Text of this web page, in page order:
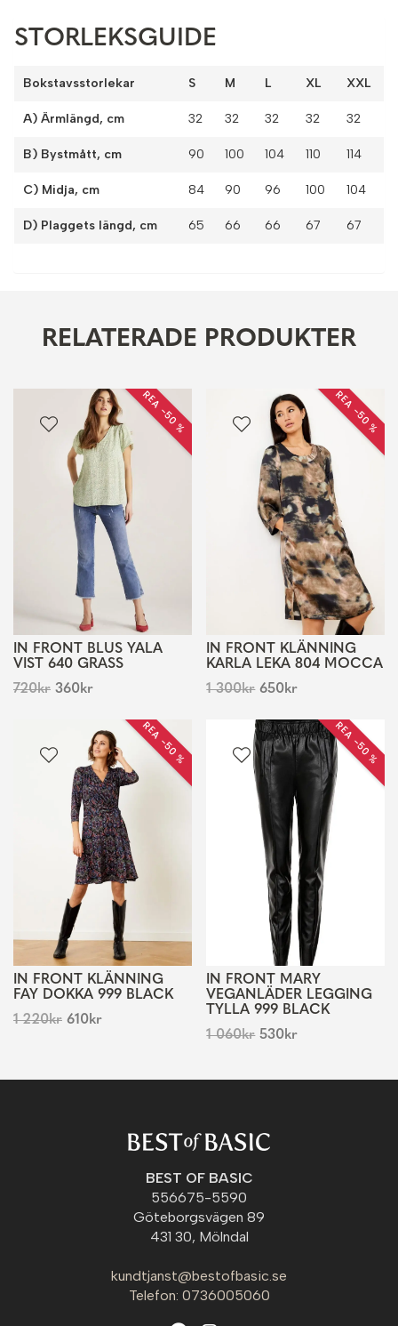
STORLEKSGUIDE
Bokstavsstorlekar S M L XL XXL
A) Ärmlängd, cm 32 32 32 32 32
B) Bystmått, cm 90 100 104 110 114
C) Midja, cm 84 90 96 100 104
D) Plaggets längd, cm 65 66 66 67 67
RELATERADE PRODUKTER
REA −50 %
IN FRONT BLUS YALA
VIST 640 GRASS
720kr 360kr
REA −50 %
IN FRONT KLÄNNING
KARLA LEKA 804 MOCCA
1 300kr 650kr
REA −50 %
IN FRONT KLÄNNING
FAY DOKKA 999 BLACK
1 220kr 610kr
REA −50 %
IN FRONT MARY
VEGANLÄDER LEGGING
TYLLA 999 BLACK
1 060kr 530kr
BEST OF BASIC
556675-5590
Göteborgsvägen 89
431 30, Mölndal
kundtjanst@bestofbasic.se
Telefon: 0736005060